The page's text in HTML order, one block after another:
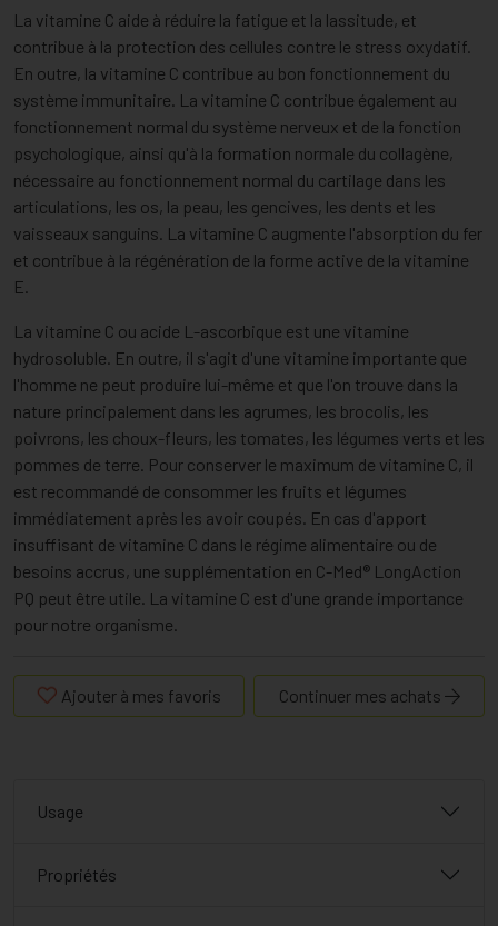
La vitamine C aide à réduire la fatigue et la lassitude, et
contribue à la protection des cellules contre le stress oxydatif.
En outre, la vitamine C contribue au bon fonctionnement du
système immunitaire. La vitamine C contribue également au
fonctionnement normal du système nerveux et de la fonction
psychologique, ainsi qu'à la formation normale du collagène,
nécessaire au fonctionnement normal du cartilage dans les
articulations, les os, la peau, les gencives, les dents et les
vaisseaux sanguins. La vitamine C augmente l'absorption du fer
et contribue à la régénération de la forme active de la vitamine
E.
La vitamine C ou acide L-ascorbique est une vitamine
hydrosoluble. En outre, il s'agit d'une vitamine importante que
l'homme ne peut produire lui-même et que l'on trouve dans la
nature principalement dans les agrumes, les brocolis, les
poivrons, les choux-fleurs, les tomates, les légumes verts et les
pommes de terre. Pour conserver le maximum de vitamine C, il
est recommandé de consommer les fruits et légumes
immédiatement après les avoir coupés. En cas d'apport
insuffisant de vitamine C dans le régime alimentaire ou de
besoins accrus, une supplémentation en C-Med® LongAction
PQ peut être utile. La vitamine C est d'une grande importance
pour notre organisme.
Ajouter à mes favoris Continuer mes achats
Usage
Propriétés